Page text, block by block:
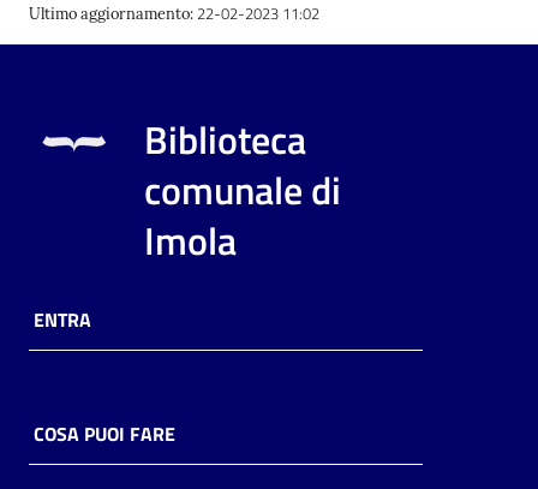
Ultimo aggiornamento: 22-02-2023 11:02
Biblioteca
comunale di
Imola
ENTRA
COSA PUOI FARE